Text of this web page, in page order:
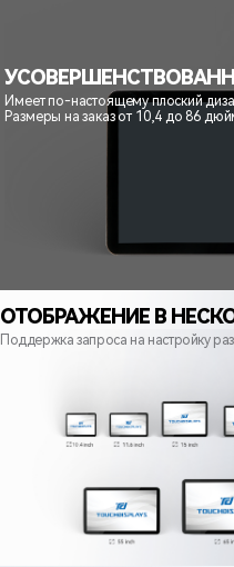
Имеет по-настоящему плоский
Размеры на заказ от 10,4 до 86
ОТОБРАЖЕНИЕ В
Поддержка запроса на настройку